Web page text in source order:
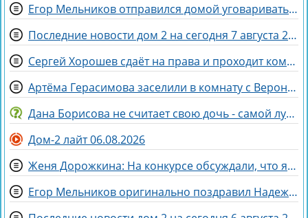
Егор Мельников отправился домой уговаривать родителей на знакомство с Вероникой Гракович
Последние новости дом 2 на сегодня 7 августа 2026
Сергей Хорошев сдаёт на права и проходит комиссию
Артёма Герасимова заселили в комнату с Вероникой Строгановой
Дана Борисова не считает свою дочь - самой лучшей дочерью на свете
Дом-2 лайт 06.08.2026
Женя Дорожкина: На конкурсе обсуждали, что я злая и мстительная
Егор Мельников оригинально поздравил Надежду Ермакову с разводом